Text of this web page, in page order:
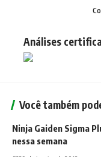
Análises
Você também
Ninja Gaiden Sigma
nessa semana